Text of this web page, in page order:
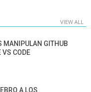
VIEW ALL
MANIPULAN GITHUB
VS CODE
A LOS